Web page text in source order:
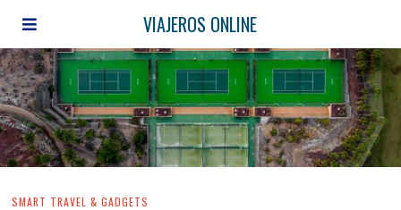
VIAJEROS ONLINE
SMART TRAVEL & GADGETS